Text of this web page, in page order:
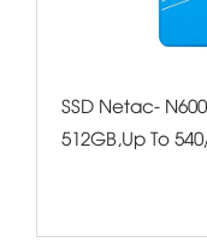
SSD Netac-
512GB,Up To